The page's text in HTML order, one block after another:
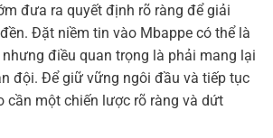
đưa ra quyết định rõ ràng để giải
Đặt niềm tin vào Mbappe có thể là
điều quan trọng là phải mang lại
đội. Để giữ vững ngôi đầu và tiếp tục
cần một chiến lược rõ ràng và dứt